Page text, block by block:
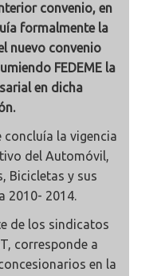
convenio, en
formalmente la
nuevo convenio
FEDEME la
en dicha
concluía la vigencia
del Automóvil,
Bicicletas y sus
2010- 2014.
de los sindicatos
corresponde a
en la